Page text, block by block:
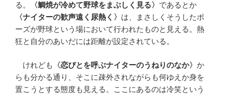
る。
〈鯛焼が冷めて野球をまぶしく見る〉 であるとか
〈ナイターの歓声遠く尿熱く〉 は、まさしくそうしたポ
ーズが野球という場において行われたものと見える。熱
狂と自分のあいだには距離が設定されている。
けれども 〈恋びとを呼ぶナイターのうねりのなか〉 か
らも分かる通り、そこに疎外されながらも何ゆえか身を
置こうとする態度も見える。ここにあるのは冷笑という